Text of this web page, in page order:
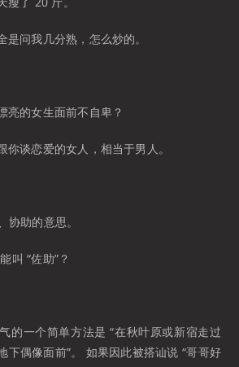
问我几分熟，怎么炒的。
亮的女生面前不自卑？
谈恋爱的女人，相当于男人。
协助的意思。
叫 “佐助”？
的一个简单方法是 “在秋叶原或新宿走过
下偶像面前”。 如果因此被搭讪说 “哥哥好